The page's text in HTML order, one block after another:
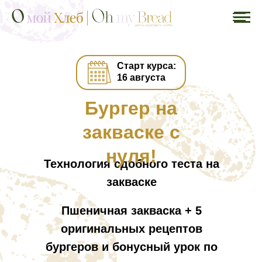
Технология сдобного теста на
закваске
Бургер на
закваске с
нуля!
Пшеничная закваска + 5
оригинальных рецептов
бургеров и бонусный урок по
Старт курса:
16 августа
Электронная почта
ВКонтакте
Телеграм
Выберите удобный способ связи:
Связаться со службой
поддержки